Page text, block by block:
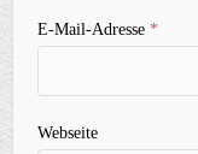
E-Mail-Adresse*
Webseite